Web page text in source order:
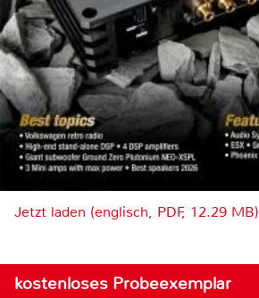
Jetzt laden (englisch, PDF, 12.29 MB)
kostenloses Probeexemplar